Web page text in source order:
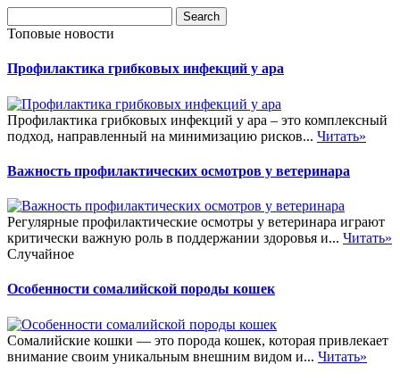
Топовые новости
Профилактика грибковых инфекций у ара
Профилактика грибковых инфекций у ара – это комплексный
подход, направленный на минимизацию рисков... Читать»
Важность профилактических осмотров у ветеринара
Регулярные профилактические осмотры у ветеринара играют
критически важную роль в поддержании здоровья и... Читать»
Случайное
Особенности сомалийской породы кошек
Сомалийские кошки — это порода кошек, которая привлекает
внимание своим уникальным внешним видом и... Читать»